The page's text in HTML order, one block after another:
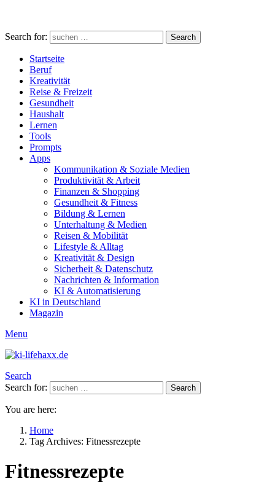
Search for: Search
Startseite
Beruf
Kreativität
Reise & Freizeit
Gesundheit
Haushalt
Lernen
Tools
Prompts
Apps
Kommunikation & Soziale Medien
Produktivität & Arbeit
Finanzen & Shopping
Gesundheit & Fitness
Bildung & Lernen
Unterhaltung & Medien
Reisen & Mobilität
Lifestyle & Alltag
Kreativität & Design
Sicherheit & Datenschutz
Nachrichten & Information
KI & Automatisierung
KI in Deutschland
Magazin
Menu
Search
Search for:
Search
You are here:
Home
Tag Archives: Fitnessrezepte
Fitnessrezepte